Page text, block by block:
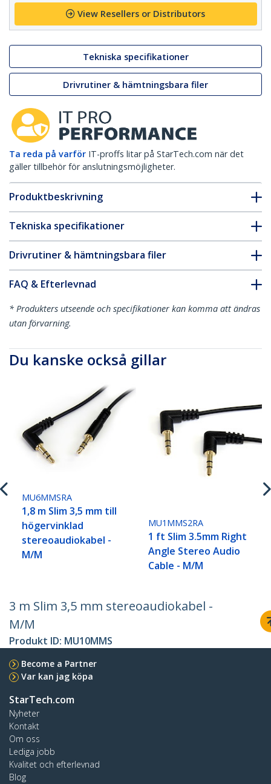
View Resellers or Distributors
Tekniska specifikationer
Drivrutiner & hämtningsbara filer
Ta reda på varför IT-proffs litar på StarTech.com när det
gäller tillbehör för anslutningsmöjligheter.
Produktbeskrivning
Tekniska specifikationer
Drivrutiner & hämtningsbara filer
FAQ & Efterlevnad
* Produkters utseende och specifikationer kan komma att ändras
utan förvarning.
Du kanske också gillar
MU6MMSRA
1,8 m Slim 3,5 mm till
högervinklad
stereoaudiokabel -
M/M
MU1MMS2RA
1 ft Slim 3.5mm Right
Angle Stereo Audio
Cable - M/M
3 m Slim 3,5 mm stereoaudiokabel -
M/M
Produkt ID: MU10MMS
Become a Partner
Var kan jag köpa
StarTech.com
Nyheter
Kontakt
Om oss
Lediga jobb
Kvalitet och efterlevnad
Blog